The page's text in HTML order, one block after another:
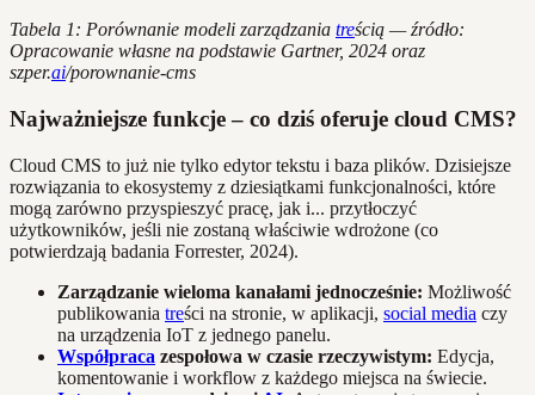
Tabela 1: Porównanie modeli zarządzania treścią — źródło:
Opracowanie własne na podstawie Gartner, 2024 oraz
szper.ai/porownanie-cms
Najważniejsze funkcje – co dziś oferuje cloud CMS?
Cloud CMS to już nie tylko edytor tekstu i baza plików. Dzisiejsze
rozwiązania to ekosystemy z dziesiątkami funkcjonalności, które
mogą zarówno przyspieszyć pracę, jak i... przytłoczyć
użytkowników, jeśli nie zostaną właściwie wdrożone (co
potwierdzają badania Forrester, 2024).
Zarządzanie wieloma kanałami jednocześnie: Możliwość
publikowania treści na stronie, w aplikacji, social media czy
na urządzenia IoT z jednego panelu.
Współpraca zespołowa w czasie rzeczywistym: Edycja,
komentowanie i workflow z każdego miejsca na świecie.